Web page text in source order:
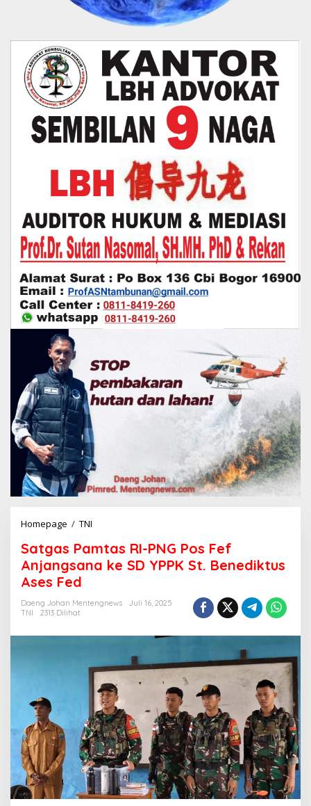
Homepage / TNI
t
g
a
P
t
R
P
N
G
P
o
s
F
e
Satgas Pamtas RI-PNG Pos Fef
Anjangsana ke SD YPPK St. Benediktus
Ases Fed
Daeng Johan Mentengnews
Juli 16, 2025
TNI
2313 Dilihat